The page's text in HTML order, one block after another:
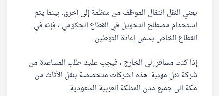
يعني النقل انتقال الموظف من منظمة إلى أخرى. بينما يتم
استخدام مصطلح التحويل في القطاع الحكومي ، فإنه في
القطاع الخاص يسمى إعادة التوطين.
إذا كنت مسافر إلى الخارج ، فيجب عليك طلب المساعدة من
شركة نقل مهنية. هذه الشركات متخصصة بنقل الأثاث من
مكة إلى جميع مدن المملكة العربية السعودية.